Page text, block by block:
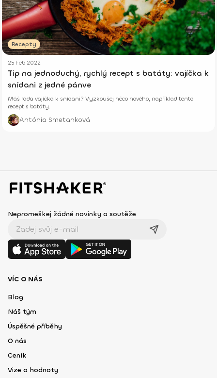
Recepty
25 Feb 2022
Tip na jednoduchý, rychlý recept s batáty: vajíčka k
snídani z jedné pánve
Máš ráda vajíčka k snídani? Vyzkoušej něco nového, například tento
recept s batáty.
Antónia Smetanková
Nepromeškej žádné novinky a soutěže
VÍC O NÁS
Blog
Náš tým
Úspěšné příběhy
O nás
Ceník
Vize a hodnoty